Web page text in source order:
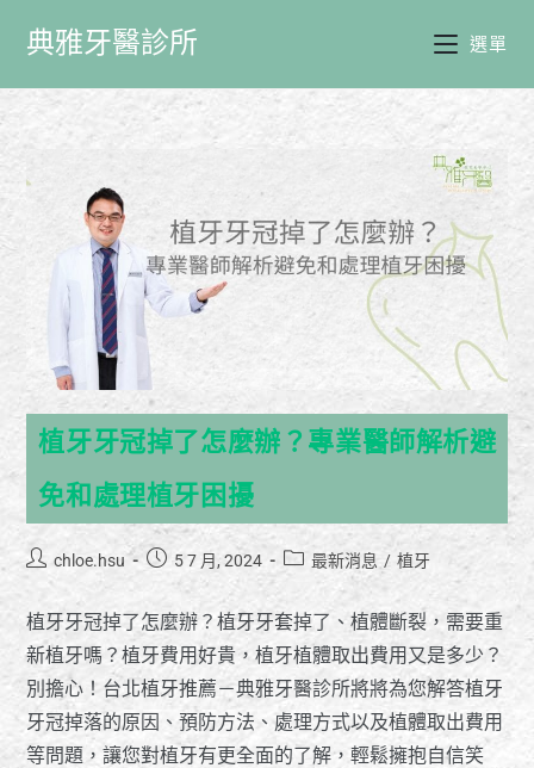
典雅牙醫診所 選單
植牙牙冠掉了怎麼辦？專業醫師解析避
免和處理植牙困擾
chloe.hsu 5 7 月, 2024 最新消息 / 植牙
植牙牙冠掉了怎麼辦？植牙牙套掉了、植體斷裂，需要重
新植牙嗎？植牙費用好貴，植牙植體取出費用又是多少？
別擔心！台北植牙推薦－典雅牙醫診所將將為您解答植牙
牙冠掉落的原因、預防方法、處理方式以及植體取出費用
等問題，讓您對植牙有更全面的了解，輕鬆擁抱自信笑